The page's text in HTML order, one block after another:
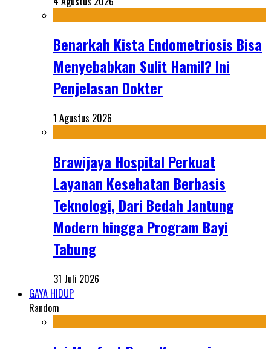
Benarkah Kista Endometriosis Bisa
Menyebabkan Sulit Hamil? Ini
Penjelasan Dokter
1 Agustus 2026
Brawijaya Hospital Perkuat
Layanan Kesehatan Berbasis
Teknologi, Dari Bedah Jantung
Modern hingga Program Bayi
Tabung
31 Juli 2026
GAYA HIDUP
Random